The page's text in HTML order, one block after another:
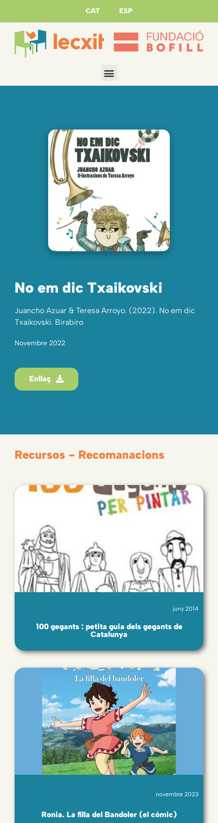
CAT ESP
No em dic Txaikovski
Juancho Azuar & Teresa Arroyo. (2022). No em dic
Txaikovski. Birabiro
Novembre 2022
Enllaç
Recursos - Recomanacions
juny 2014
100 gegants : petita guia dels gegants de
Catalunya
novembre 2023
Ronia. La filla del Bandoler (el còmic)